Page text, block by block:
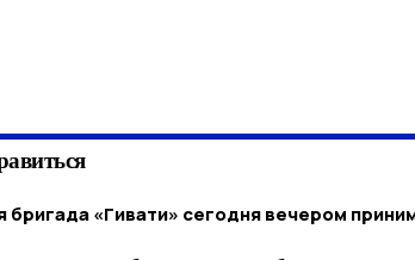
бригада «Гивати» сегодня вечером